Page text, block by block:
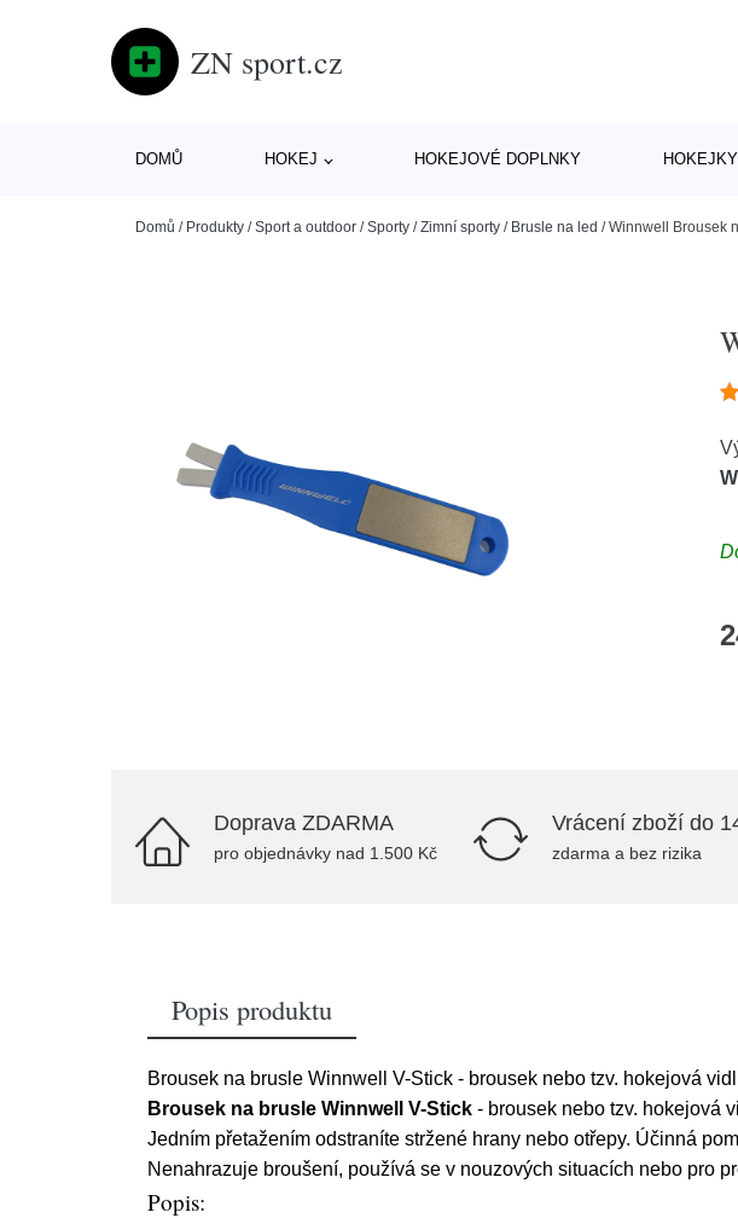
ZN sport.cz
DOMŮ HOKEJ HOKEJOVÉ DOPLNKY HOKEJKY
Domů / Produkty /Sport a outdoor /Sporty /Zimní sporty / Brusle na led /Winnwell Brousek
Doprava ZDARMA
pro objednávky nad 1.500 Kč
Vrácení zboží do
zdarma a bez rizika
Popis produktu
Brousek na brusle Winnwell V-Stick - brousek nebo tzv. hokejová
Brousek na brusle Winnwell V-Stick - brousek nebo tzv. hokejová
Jedním přetažením odstraníte stržené hrany nebo otřepy. Účinná
Nenahrazuje broušení, používá se v nouzových situacích nebo pro
Popis: